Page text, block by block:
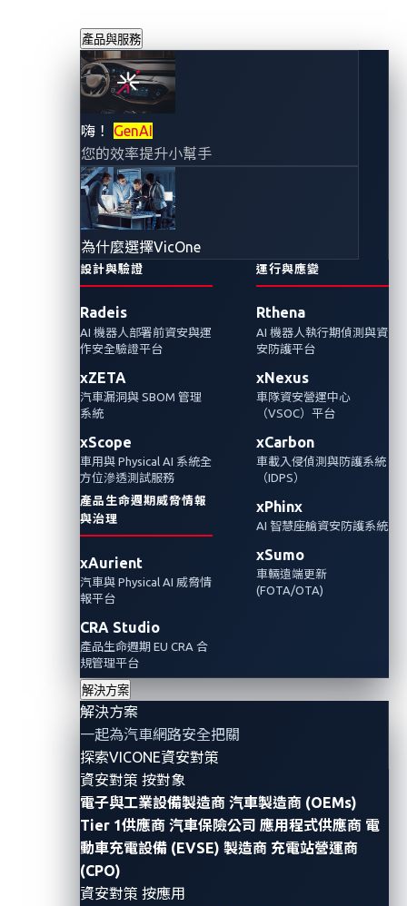
產品與服務
嗨！ GenAI
您的效率提升小幫手
為什麼選擇VicOne
設計與驗證
Radeis
AI 機器人部署前資安與運
作安全驗證平台
xZETA
汽車漏洞與 SBOM 管理
系統
xScope
車用與 Physical AI 系統全
方位滲透測試服務
產品生命週期威脅情報
與治理
xAurient
汽車與 Physical AI 威脅情
報平台
CRA Studio
產品生命週期 EU CRA 合
規管理平台
運行與應變
Rthena
AI 機器人執行期偵測與資
安防護平台
xNexus
車隊資安營運中心
（VSOC）平台
xCarbon
車載入侵偵測與防護系統
（IDPS）
xPhinx
AI 智慧座艙資安防護系統
xSumo
車輛遠端更新
(FOTA/OTA)
解決方案
解決方案
一起為汽車網路安全把關
探索VICONE資安對策
資安對策 按對象
電子與工業設備製造商 汽車製造商 (OEMs)
Tier 1供應商 汽車保險公司 應用程式供應商 電
動車充電設備 (EVSE) 製造商 充電站營運商
(CPO)
資安對策 按應用
第一屆Pwn2Own
Automotive汽車資
安漏洞競賽 Tesla
＆ChargePoint參
戰與VicOne一同發
掘聯網汽車技術漏
2023年10月17日
VicOne
四大競賽類別並開放遠端參賽 提供超過100萬
美元包含Tesla電動車的獎金及獎品要鼓勵紮實
研究以解決真實世界的汽車資安威脅
Pwn2Own Automotive